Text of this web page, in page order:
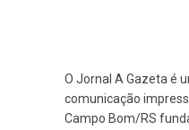
O Jornal A Gazeta é
comunicação
Campo Bom/RS